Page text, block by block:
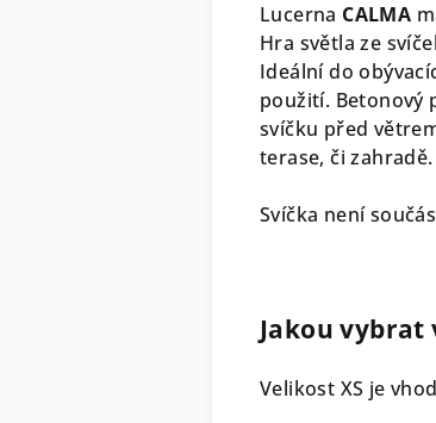
Lucerna CALMA
Hra světla ze
Ideální do
použití. Betonový
svíčku před
terase, či zahradě.
Svíčka není
Jakou vybrat
Velikost XS je